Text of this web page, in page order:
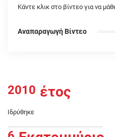
Κάντε κλικ στο βίντεο για να
Αναπαραγωγή Βίντεο
2010 έτος
Ιδρύθηκε